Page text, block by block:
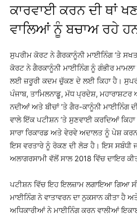
ਕਾਰਵਾਈ ਕਰਨ ਦੀ ਥਾਂ
ਵਾਲਿਆਂ ਨੂੰ ਬਚਾਅ ਰਹੇ
ਸੁਪਰੀਮ ਕੋਰਟ ਨੇ ਗੈਰਕਾਨੂੰਨੀ ਮਾਈਨਿੰਗ ‘ਤੇ
ਕੋਰਟ ਨੇ ਗੈਰਕਾਨੂੰਨੀ ਮਾਈਨਿੰਗ ਨੂੰ ਗੰਭੀਰ
ਲਈ ਜ਼ਰੂਰੀ ਕਦਮ ਚੁੱਕਣ ਦੇ ਲਈ ਕਿਹਾ ਹੈ।
ਪੰਜਾਬ, ਤਾਮਿਲਨਾਡੂ, ਮੱਧ ਪ੍ਰਦੇਸ਼,
ਨਦੀਆਂ ਅਤੇ ਬੀਚਾਂ ’ਤੇ ਗੈਰ-ਕਾਨੂੰਨੀ ਮਾਈਨਿੰਗ
ਵਾਲੇ ਇੱਕ ਪਟੀਸ਼ਨ ’ਤੇ ਸੁਣਵਾਈ ਕਰਦਿਆਂ
ਸਾਰਾ ਰਿਕਾਰਡ ਅਤੇ ਵੇਰਵੇ ਅਦਾਲਤ ਨੂੰ ਪੇਸ਼
ਇਸ ਵਰਤਾਰੇ ਨੂੰ ਰੋਕਣ ਦੀ ਲੋੜ ਹੈ। ਇਸ ਸਬੰਧੀ
ਅਲਾਗਰਸਾਮੀ ਵੱਲੋਂ ਸਾਲ 2018 ਵਿੱਚ ਦਾਇਰ
ਪਟੀਸ਼ਨ ਵਿੱਚ ਇਹ ਇਲਜ਼ਾਮ ਲਗਾਇਆ ਗਿਆ
ਮਾਈਨਿੰਗ ਨੇ ਵਾਤਾਵਰਨ ਦਾ ਨੁਕਸਾਨ ਕੀਤਾ ਹੈ
ਅਧਿਕਾਰੀਆਂ ਨੇ ਮਾਈਨਿੰਗ ਕਰਨ ਵਾਲੀਆਂ